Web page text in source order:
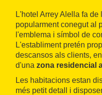
L'hotel Arrey Alella fa
popularment conegut al
l'emblema i símbol de
L'establiment pretén
descansos als clients,
d'una zona residencial
Les habitacions estan
més petit detall i